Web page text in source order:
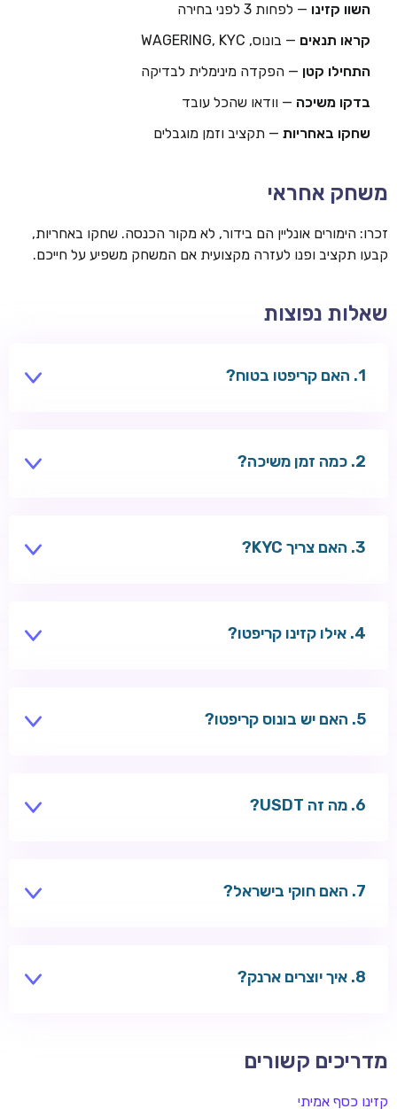
השוו קזינו — לפחות 3 לפני בחירה
קראו תנאים — בונוס, WAGERING, KYC
התחילו קטן — הפקדה מינימלית לבדיקה
בדקו משיכה — וודאו שהכל עובד
שחקו באחריות — תקציב וזמן מוגבלים
משחק אחראי
זכרו: הימורים אונליין הם בידור, לא מקור הכנסה. שחקו באחריות,
קבעו תקציב ופנו לעזרה מקצועית אם המשחק משפיע על חייכם.
שאלות נפוצות
האם קריפטו בטוח?
כמה זמן משיכה?
האם צריך KYC?
אילו קזינו קריפטו?
האם יש בונוס קריפטו?
מה זה USDT?
האם חוקי בישראל?
איך יוצרים ארנק?
מדריכים קשורים
קזינו כסף אמיתי